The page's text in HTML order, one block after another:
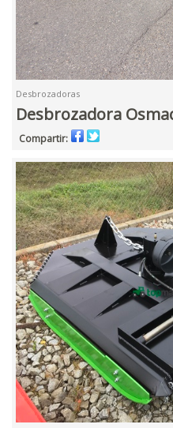
Desbrozadoras
Desbrozadora
Compartir: